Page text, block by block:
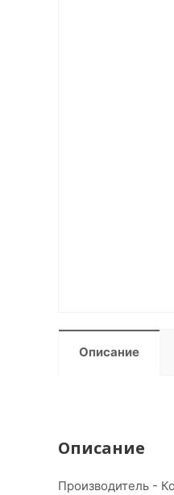
Описание
Описание
Производитель -